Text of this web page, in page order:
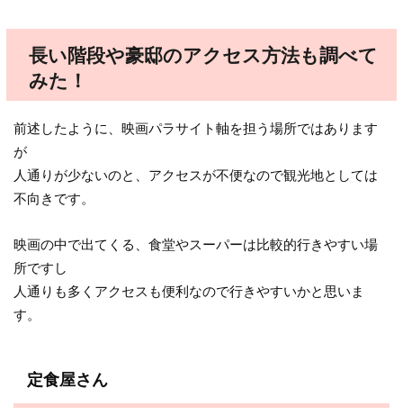
長い階段や豪邸のアクセス方法も調べて
みた！
前述したように、映画パラサイト軸を担う場所ではあります
が
人通りが少ないのと、アクセスが不便なので観光地としては
不向きです。
映画の中で出てくる、食堂やスーパーは比較的行きやすい場
所ですし
人通りも多くアクセスも便利なので行きやすいかと思いま
す。
定食屋さん